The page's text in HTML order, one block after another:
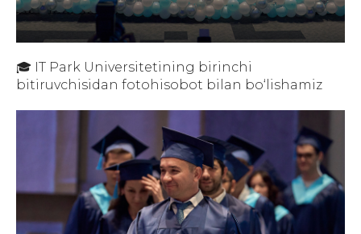
🎓 IT Park Universitetining birinchi
bitiruvchisidan fotohisobot bilan bo‘lishamiz